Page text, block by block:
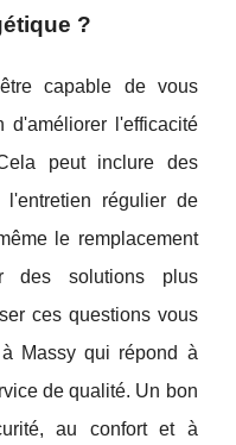
?
capable de vous
l'efficacité
peut inclure des
l'entretien régulier de
le remplacement
des solutions plus
ces questions vous
Massy qui répond à
de qualité. Un bon
au confort et à